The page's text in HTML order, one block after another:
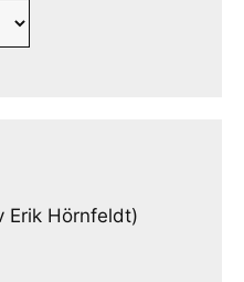
Erik Hörnfeldt)